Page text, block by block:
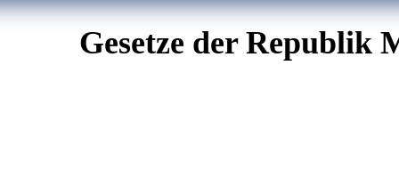
Gesetze der Republik